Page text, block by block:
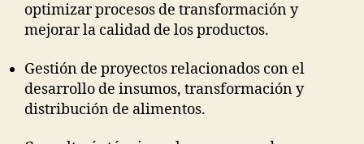
optimizar procesos de transformación y
mejorar la calidad de los productos.
Gestión de proyectos relacionados con el
desarrollo de insumos, transformación y
distribución de alimentos.